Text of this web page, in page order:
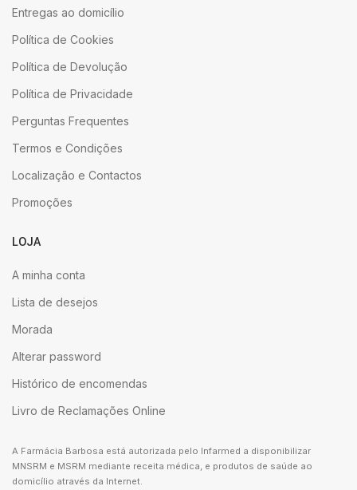
Entregas ao domicílio
Política de Cookies
Política de Devolução
Política de Privacidade
Perguntas Frequentes
Termos e Condições
Localização e Contactos
Promoções
LOJA
A minha conta
Lista de desejos
Morada
Alterar password
Histórico de encomendas
Livro de Reclamações Online
A Farmácia Barbosa está autorizada pelo Infarmed a disponibilizar
MNSRM e MSRM mediante receita médica, e produtos de saúde ao
domicílio através da Internet.